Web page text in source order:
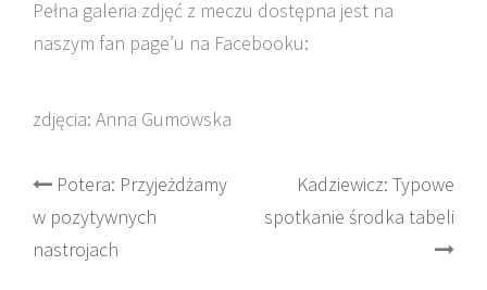
Pełna galeria zdjęć z meczu dostępna jest na
naszym fan page’u na Facebooku:
zdjęcia: Anna Gumowska
Post
navigation
Potera: Przyjeżdżamy
w pozytywnych
nastrojach
Kadziewicz: Typowe
spotkanie środka tabeli